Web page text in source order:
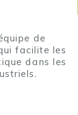
de
facilite les
dans les